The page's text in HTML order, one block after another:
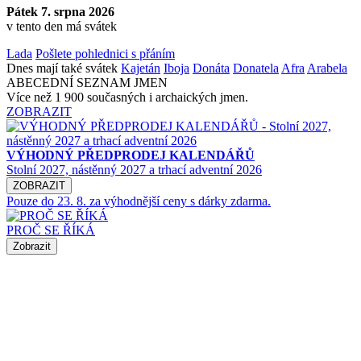
Pátek 7. srpna 2026
v tento den má svátek
Lada Pošlete pohlednici s přáním
Dnes mají také svátek Kajetán Iboja Donáta Donatela Afra Arabela
ABECEDNÍ SEZNAM JMEN
Více než 1 900 současných i archaických jmen.
ZOBRAZIT
VÝHODNÝ PŘEDPRODEJ KALENDÁŘŮ
Stolní 2027, nástěnný 2027 a trhací adventní 2026
ZOBRAZIT
Pouze do 23. 8. za výhodnější ceny s dárky zdarma.
PROČ SE ŘÍKÁ
Zobrazit